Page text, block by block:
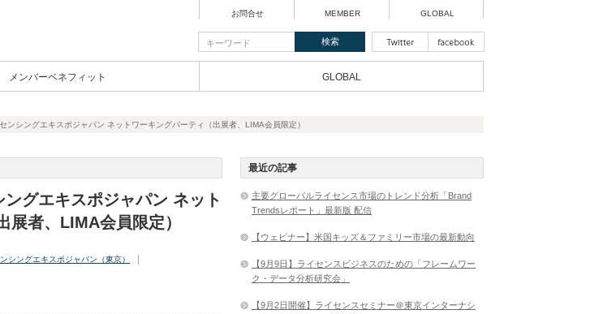
お問合せ MEMBER GLOBAL
メンバーベネフィット GLOBAL
ンシングエキスポジャパン ネットワーキングパーティ（出展者、LIMA会員限定）
ングエキスポジャパン ネット
展者、LIMA会員限定）
シングエキスポジャパン（東京）
最近の記事
主要グローバルライセンス市場のトレンド分析「Brand
Trendsレポート」最新版 配信
【ウェビナー】米国キッズ＆ファミリー市場の最新動向
【9月9日】ライセンスビジネスのための「フレームワー
ク・データ分析研究会」
【9月2日開催】ライセンスセミナー＠東京インターナシ